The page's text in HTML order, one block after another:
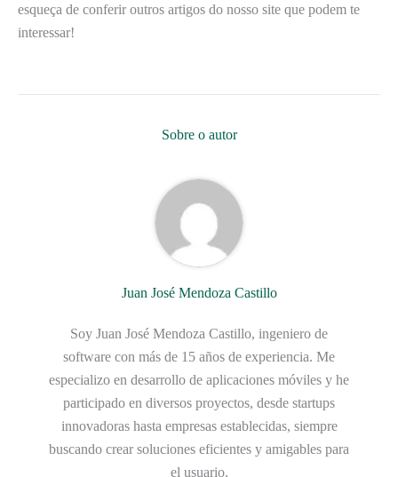
esqueça de conferir outros artigos do nosso site que podem te
interessar!
Sobre o autor
Juan José Mendoza Castillo
Soy Juan José Mendoza Castillo, ingeniero de
software con más de 15 años de experiencia. Me
especializo en desarrollo de aplicaciones móviles y he
participado en diversos proyectos, desde startups
innovadoras hasta empresas establecidas, siempre
buscando crear soluciones eficientes y amigables para
el usuario.